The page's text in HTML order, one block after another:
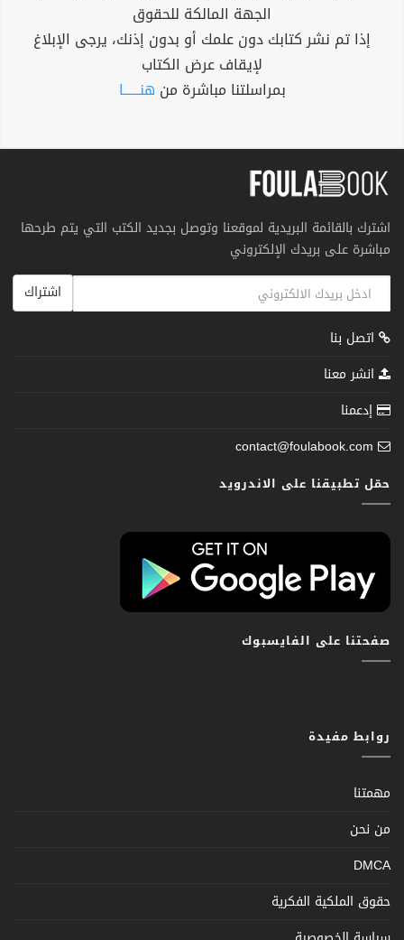
الجهة المالكة للحقوق
إذا تم نشر كتابك دون علمك أو بدون إذنك، يرجى الإبلاغ
لإيقاف عرض الكتاب
بمراسلتنا مباشرة من هنــــــا
اشترك بالقائمة البريدية لموقعنا وتوصل بجديد الكتب التي يتم طرحها
مباشرة على بريدك الإلكتروني
اشتراك
اتصل بنا
انشر معنا
إدعمنا
contact@foulabook.com
حمّل تطبيقنا على الاندرويد
صفحتنا على الفايسبوك
روابط مفيدة
مهمتنا
من نحن
DMCA
حقوق الملكية الفكرية